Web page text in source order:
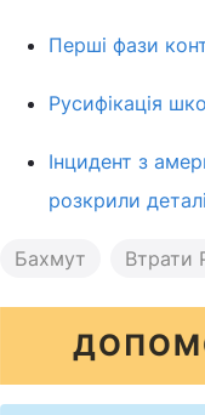
Перші фази
Русифікація
Інцидент з
розкрили деталі
Бахмут Втрати